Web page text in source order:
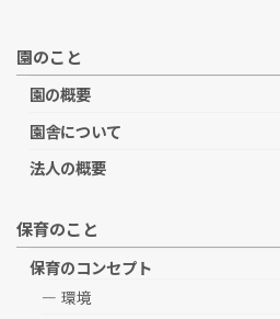
園のこと
園の概要
園舎について
法人の概要
保育のこと
保育のコンセプト
環境